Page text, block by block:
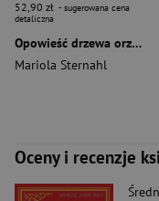
52,90 zł - sugerowana cena
detaliczna
Opowieść drzewa orzechowego. Pomroczność
Mariola Sternahl
Oceny i recenzje